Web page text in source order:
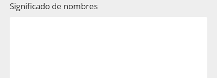
Significado de nombres